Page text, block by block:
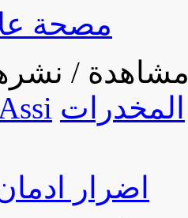
مصحة
/
المخدرات
اضرار